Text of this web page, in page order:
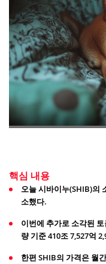
핵심 내용
오늘 시바이누(SHIB)의
소했다.
이번에 추가로 소각된
량 기준 410조 7,527억
한편 SHIB의 가격은 월